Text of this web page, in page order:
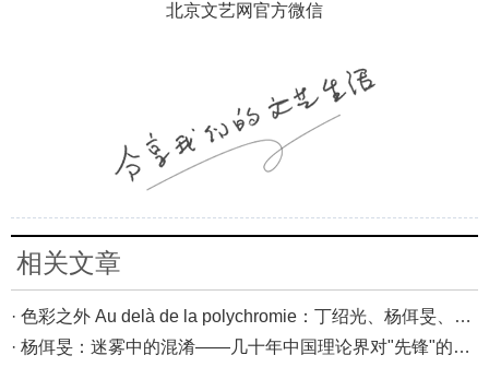
北京文艺网官方微信
相关文章
· 色彩之外 Au delà de la polychromie：丁绍光、杨佴旻、Alain Cardenas·Castro巴黎展
· 杨佴旻：迷雾中的混淆——几十年中国理论界对"先锋"的误读，对创作的误导